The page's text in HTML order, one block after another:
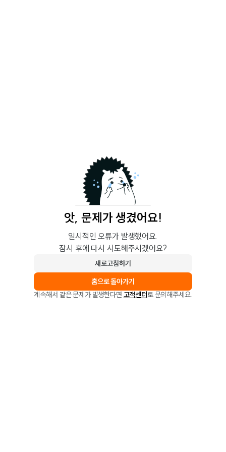
앗, 문제가 생겼어요!
일시적인 오류가 발생했어요.
잠시 후에 다시 시도해주시겠어요?
새로고침하기
홈으로 돌아가기
계속해서 같은 문제가 발생한다면 고객센터로 문의해주세요.